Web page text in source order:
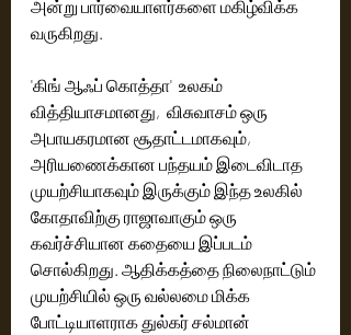
அன்று பார்வையாளர்களை மகிழ்விக்க
வருகிறது.
'கிங் ஆஃப் கொத்தா'  உலகம்
வித்தியாசமானது,  விசுவாசம் ஒரு
அபாயகரமான சூதாட்டமாகவும்,
அரியணைக்கான பந்தயம் இடைவிடாத
முயற்சியாகவும் இருக்கும் இந்த உலகில்
கோதாவிற்கு ராஜாவாகும் ஒரு
கவர்ச்சியான கதையை இப்படம்
சொல்கிறது. ஆதிக்கத்தை நிலைநாட்டும்
முயற்சியில் ஒரு வல்லமை மிக்க
போட்டியாளராக துல்கர் சல்மான்